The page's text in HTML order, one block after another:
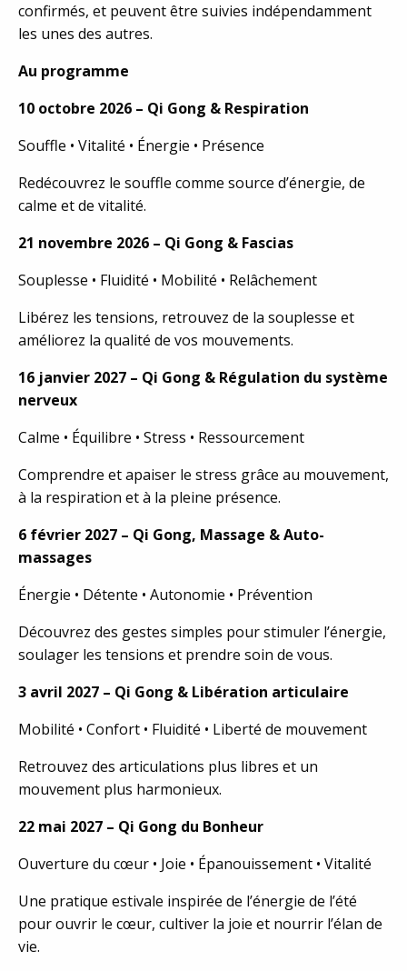
confirmés, et peuvent être suivies indépendamment
les unes des autres.
Au programme
10 octobre 2026 – Qi Gong & Respiration
Souffle • Vitalité • Énergie • Présence
Redécouvrez le souffle comme source d’énergie, de
calme et de vitalité.
21 novembre 2026 – Qi Gong & Fascias
Souplesse • Fluidité • Mobilité • Relâchement
Libérez les tensions, retrouvez de la souplesse et
améliorez la qualité de vos mouvements.
16 janvier 2027 – Qi Gong & Régulation du système
nerveux
Calme • Équilibre • Stress • Ressourcement
Comprendre et apaiser le stress grâce au mouvement,
à la respiration et à la pleine présence.
6 février 2027 – Qi Gong, Massage & Auto-
massages
Énergie • Détente • Autonomie • Prévention
Découvrez des gestes simples pour stimuler l’énergie,
soulager les tensions et prendre soin de vous.
3 avril 2027 – Qi Gong & Libération articulaire
Mobilité • Confort • Fluidité • Liberté de mouvement
Retrouvez des articulations plus libres et un
mouvement plus harmonieux.
22 mai 2027 – Qi Gong du Bonheur
Ouverture du cœur • Joie • Épanouissement • Vitalité
Une pratique estivale inspirée de l’énergie de l’été
pour ouvrir le cœur, cultiver la joie et nourrir l’élan de
vie.